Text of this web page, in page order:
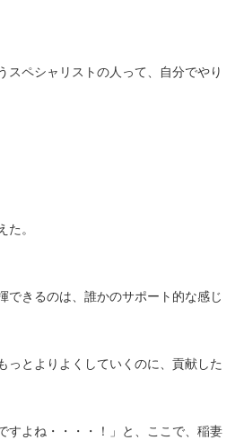
スペシャリストの人って、自分でやり
。
できるのは、誰かのサポート的な感じ
っとよりよくしていくのに、貢献した
すよね・・・・！」と、ここで、稲妻